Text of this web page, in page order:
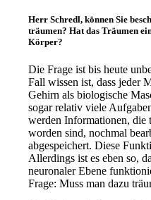
Herr Schredl, können Sie
träumen? Hat das Träumen
Körper?
Die Frage ist bis heute
Fall wissen ist, dass jeder
Gehirn als biologische
sogar relativ viele
werden Informationen, die
worden sind, nochmal
abgespeichert. Diese
Allerdings ist es eben so,
neuronaler Ebene
Frage: Muss man dazu